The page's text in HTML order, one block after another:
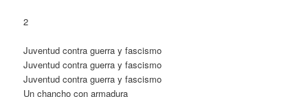
2
Juventud contra guerra y fascismo
Juventud contra guerra y fascismo
Juventud contra guerra y fascismo
Un chancho con armadura